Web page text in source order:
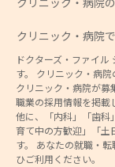
クリニック・病院
ドクターズ・ファイ
す。 クリニック・病
クリニック・病院が募
職業の採用情報を掲載
他に、「内科」「歯科
育て中の方歓迎」「土
す。 あなたの就職・
ひご利用ください。